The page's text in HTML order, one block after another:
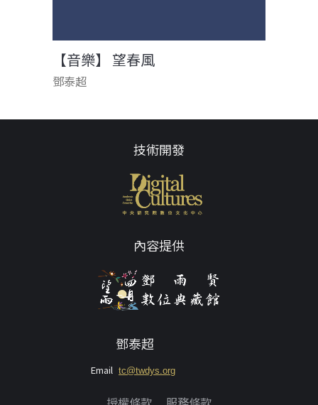
【音樂】 望春風
鄧泰超
技術開發
內容提供
鄧泰超
Email tc@twdys.org